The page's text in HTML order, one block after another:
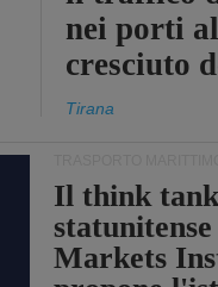
nei porti
cresciuto
Tirana
Il think
Markets